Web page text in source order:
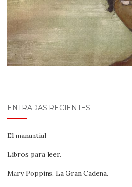
ENTRADAS RECIENTES
El manantial
Libros para leer.
Mary Poppins. La Gran Cadena.